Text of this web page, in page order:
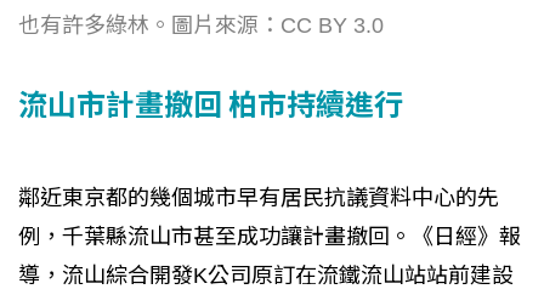
也有許多綠林。圖片來源：CC BY 3.0
流山市計畫撤回 柏市持續進行
鄰近東京都的幾個城市早有居民抗議資料中心的先
例，千葉縣流山市甚至成功讓計畫撤回。《日經》報
導，流山綜合開發K公司原訂在流鐵流山站站前建設